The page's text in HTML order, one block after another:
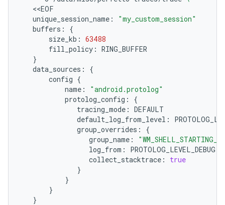
unique_session_name:
"my_custom_session"
buffers:
{
size_kb: 63488
fill_policy:
}
data_sources:
{
config {
name:
"android.protolog"
protolog_config:
{
tracing_mode:
default_log_from_level:
group_overrides:
{
group_name:
log_from:
collect_stacktrace:
true
}
}
}
}